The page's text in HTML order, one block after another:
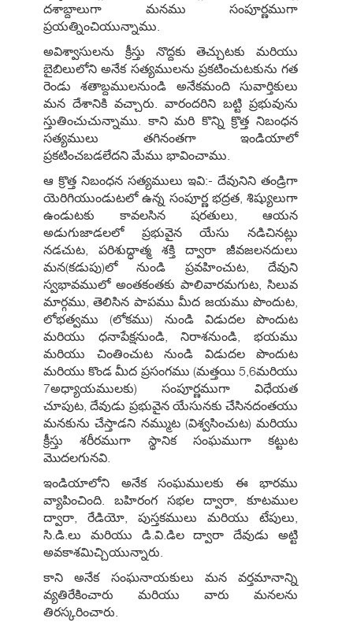
దశాబ్దాలుగా మనము సంపూర్ణముగా
ప్రయత్నించియున్నాము.
అవిశ్వాసులను క్రీస్తు నొద్దకు తెచ్చుటకు మరియు
బైబిలులోని అనేక సత్యములను ప్రకటించుటకును గత
రెండు శతాబ్దములనుండి అనేకమంది సువార్తికులు
మన దేశానికి వచ్చారు. వారందరిని బట్టి ప్రభువును
స్తుతించుచున్నాము. కాని మరి కొన్ని క్రొత్త నిబంధన
సత్యములు తగినంతగా ఇండియాలో
ప్రకటించబడలేదని మేము భావించాము.
ఆ క్రొత్త నిబంధన సత్యములు ఇవి:- దేవునిని తండ్రిగా
యెరిగియుండుటలో ఉన్న సంపూర్ణ భద్రత, శిష్యులుగా
ఉండుటకు కావలసిన షరతులు, ఆయన
అడుగుజాడలలో ప్రభువైన యేసు నడిచినట్లు
నడచుట, పరిశుద్ధాత్మ శక్తి ద్వారా జీవజలనదులు
మన(కడుపు)లో నుండి ప్రవహించుట, దేవుని
స్వభావములో అంతకంతకు పాలివారమగుట, సిలువ
మార్గము, తెలిసిన పాపము మీద జయము పొందుట,
లోభత్వము (లోకము) నుండి విడుదల పొందుట
మరియు ధనాపేక్షనుండి, నిరాశనుండి, భయము
మరియు చింతించుట నుండి విడుదల పొందుట
మరియు కొండ మీద ప్రసంగము (మత్తయి 5,6మరియు
7అధ్యాయములకు) సంపూర్ణముగా విధేయత
చూపుట, దేవుడు ప్రభువైన యేసునకు చేసినదంతయు
మనకును చేస్తాడని నమ్ముట (విశ్వసించుట) మరియు
క్రీస్తు శరీరముగా స్థానిక సంఘముగా కట్టుట
మొదలగునవి.
ఇండియాలోని అనేక సంఘములకు ఈ భారము
వ్యాపించింది. బహిరంగ సభల ద్వారా, కూటముల
ద్వారా, రేడియో, పుస్తకములు మరియు టేపులు,
సి.డి.లు మరియు డి.వి.డిల ద్వారా దేవుడు అట్టి
అవకాశమిచ్చియున్నారు.
కాని అనేక సంఘనాయకులు మన వర్తమానాన్ని
వ్యతిరేకించారు మరియు వారు మనలను
తిరస్కరించారు.